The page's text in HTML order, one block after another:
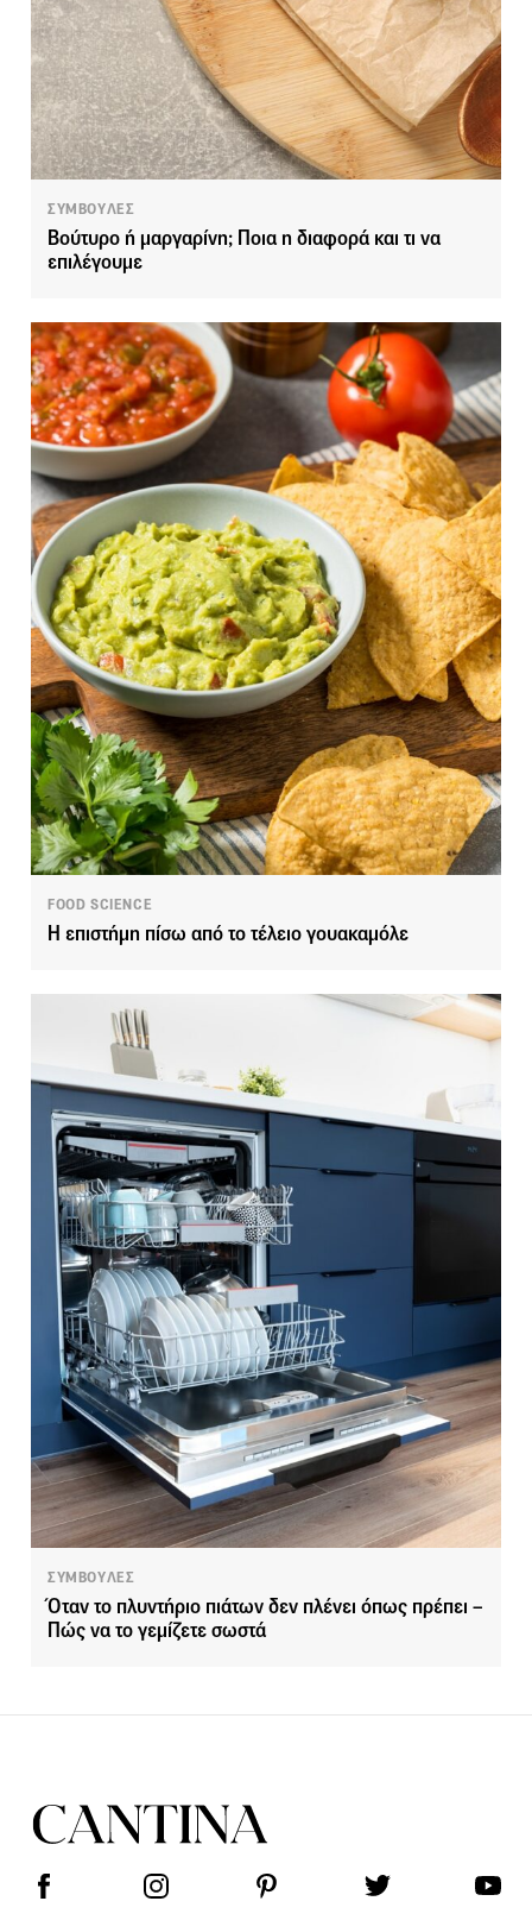
ΣΥΜΒΟΥΛΕΣ
Βούτυρο ή μαργαρίνη; Ποια η διαφορά και τι να
επιλέγουμε
FOOD SCIENCE
Η επιστήμη πίσω από το τέλειο γουακαμόλε
ΣΥΜΒΟΥΛΕΣ
Όταν το πλυντήριο πιάτων δεν πλένει όπως πρέπει –
Πώς να το γεμίζετε σωστά